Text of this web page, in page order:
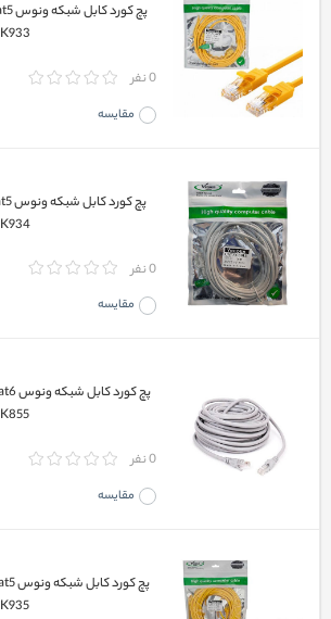
K933
0 نفر
مقایسه
K934
0 نفر
مقایسه
K855
0 نفر
مقایسه
K935